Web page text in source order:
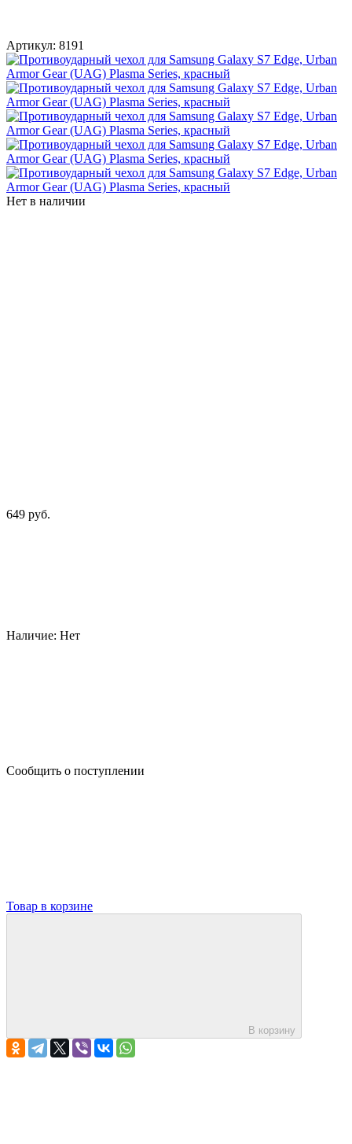
Артикул: 8191
Нет в наличии
649 руб.
Наличие: Нет
Сообщить о поступлении
Товар в корзине
В корзину